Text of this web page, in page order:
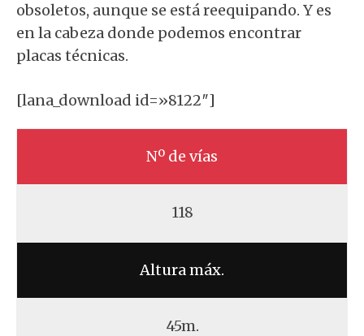
obsoletos, aunque se está reequipando. Y es
en la cabeza donde podemos encontrar
placas técnicas.
[lana_download id=»8122″]
Nº de vías
118
Altura máx.
45m.